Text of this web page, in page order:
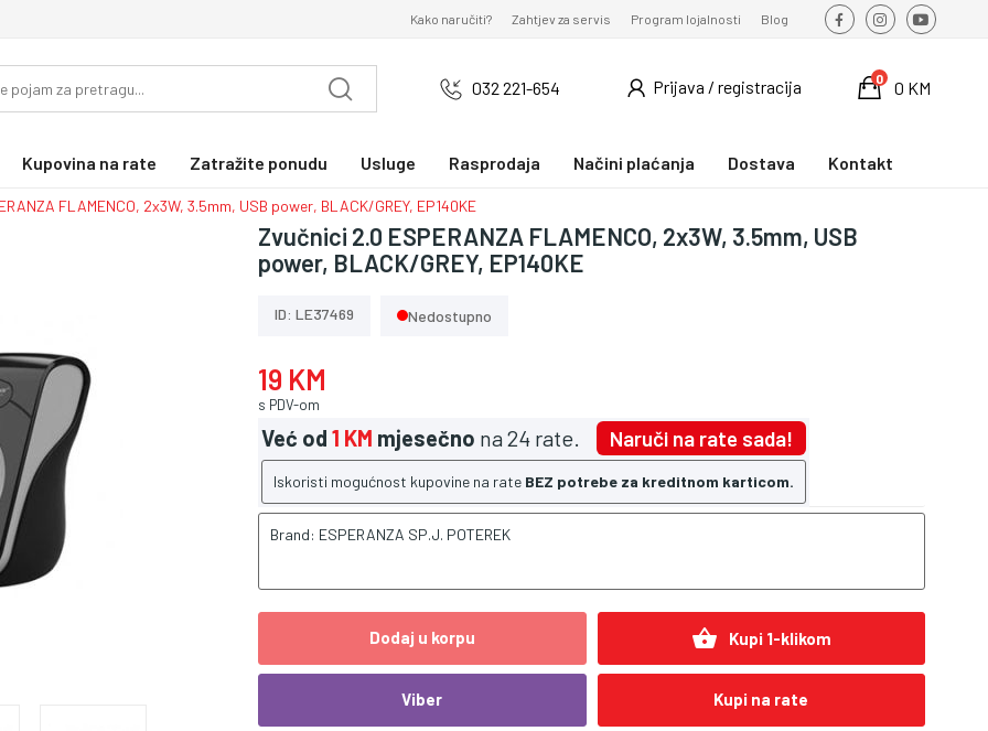
Kako naručiti? Zahtjev za servis Program lojalnosti Blog
032 221-654 Prijava / registracija 0 KM
0
Kupovina na rate Zatražite ponudu Usluge Rasprodaja Načini plaćanja Dostava Kontakt
FLAMENCO, 2x3W, 3.5mm, USB power, BLACK/GREY, EP140KE
Zvučnici 2.0 ESPERANZA FLAMENCO, 2x3W, 3.5mm, USB
power, BLACK/GREY, EP140KE
ID: LE37469 Nedostupno
19 KM
s PDV-om
Već od 1 KM mjesečno na 24 rate. Naruči na rate sada!
Iskoristi mogućnost kupovine na rate BEZ potrebe za kreditnom karticom.
Brand: ESPERANZA SP.J. POTEREK
Dodaj u korpu shopping_basket Kupi 1-klikom
Viber Kupi na rate